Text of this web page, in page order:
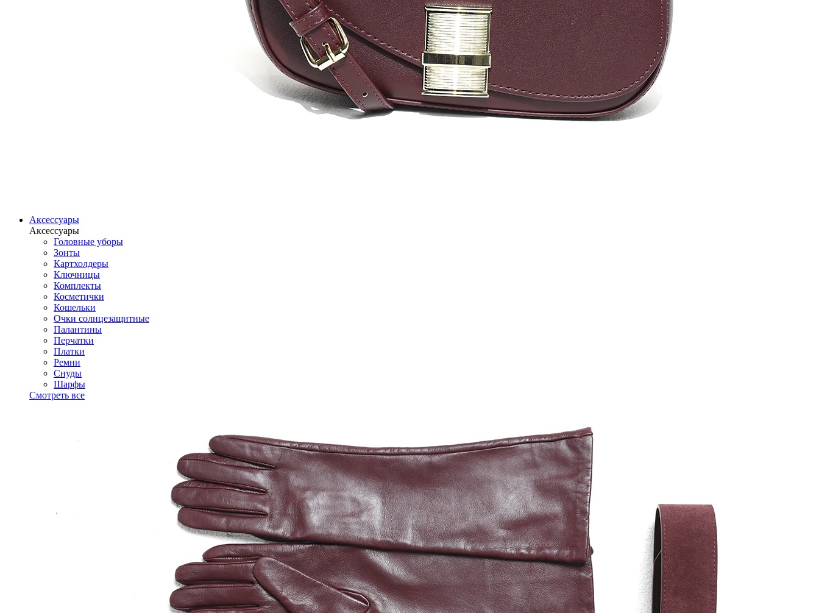
Аксессуары
Аксессуары
Головные уборы
Зонты
Картхолдеры
Ключницы
Комплекты
Косметички
Кошельки
Очки солнцезащитные
Палантины
Перчатки
Платки
Ремни
Снуды
Шарфы
Смотреть все